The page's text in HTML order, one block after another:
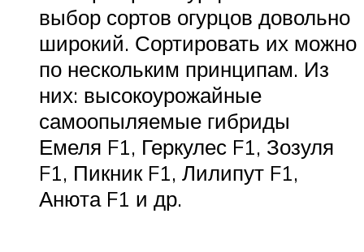
выбор сортов огурцов довольно
широкий. Сортировать их можно
по нескольким принципам. Из
них: высокоурожайные
самоопыляемые гибриды
Емеля F1, Геркулес F1, Зозуля
F1, Пикник F1, Лилипут F1,
Анюта F1 и др.